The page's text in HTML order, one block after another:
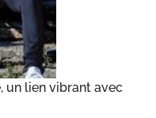
un lien vibrant avec